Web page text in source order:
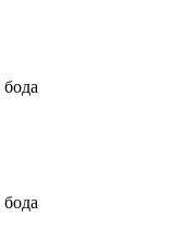
бода
бода